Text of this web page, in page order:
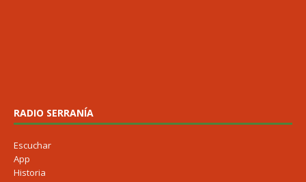
RADIO SERRANÍA
Escuchar
App
Historia